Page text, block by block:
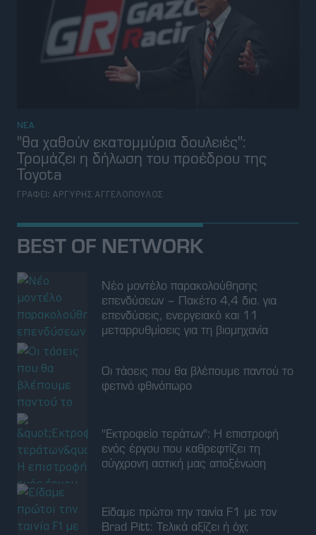
ΝΕΑ
"θα χαθούν εκατομμύρια δουλειές":
Τρομάζει η δήλωση του προέδρου της
Toyota
ΓΡΑΦΕΙ: ΑΡΓΥΡΗΣ ΑΓΓΕΛΟΠΟΥΛΟΣ
BEST OF NETWORK
Νέο μοντέλο παρακολούθησης
επενδύσεων – Πακέτο 4,4 δισ. για
επενδύσεις, ενεργειακό και 11
μεταρρυθμίσεις για τη βιομηχανία
Οι τάσεις που θα βλέπουμε παντού το
φετινό φθινόπωρο
"Εκτροφείο τεράτων": Η επιστροφή
ενός έργου που καθρεφτίζει τη
σύγχρονη αστική μας αποξένωση
Είδαμε πρώτοι την ταινία F1 με τον
Brad Pitt: Τελικά αξίζει ή όχι;